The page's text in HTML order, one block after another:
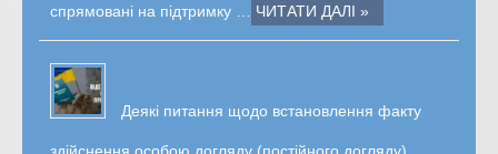
спрямовані на підтримку …
ЧИТАТИ ДАЛІ »
Деякі питання щодо встановлення факту
здійснення особою догляду (постійного догляду)